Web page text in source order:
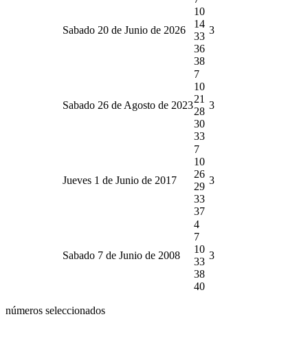
Sabado 20 de Junio de 2026
10
14
33
36
38
3
Sabado 26 de Agosto de 2023
7
10
21
28
30
33
3
Jueves 1 de Junio de 2017
7
10
26
29
33
37
3
Sabado 7 de Junio de 2008
4
7
10
33
38
40
3
números seleccionados